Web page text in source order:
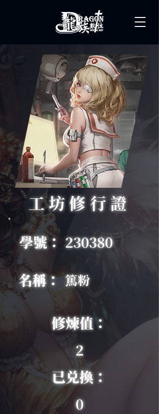
學號： 230380
名稱： 篤粉
修煉值：
2
已兑換：
0
工坊修行證